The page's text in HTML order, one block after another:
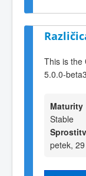
This is the
5.0.0-beta3
Maturity
Stable
petek,